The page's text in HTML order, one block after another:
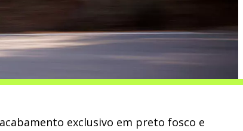
exclusivo em preto fosco e